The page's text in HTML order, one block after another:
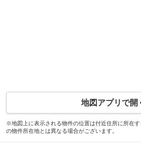
地図アプリで開
※地図上に表示される物件の位置は付近住所に所在
の物件所在地とは異なる場合がございます。